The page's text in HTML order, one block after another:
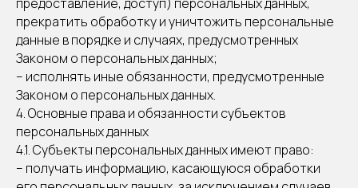
прекратить обработку и уничтожить персональные
данные в порядке и случаях, предусмотренных
Законом о персональных данных;
– исполнять иные обязанности, предусмотренные
Законом о персональных данных.
4. Основные права и обязанности субъектов
персональных данных
4.1. Субъекты персональных данных имеют право:
– получать информацию, касающуюся обработки